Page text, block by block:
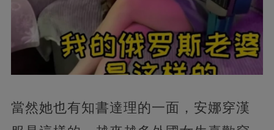
當然她也有知書達理的一面，安娜穿漢